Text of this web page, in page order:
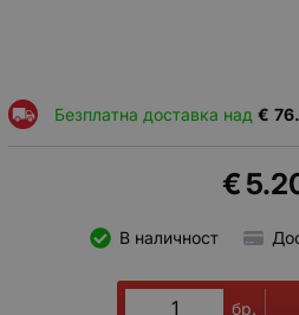
Безплатна доставка над €
€
В наличност
бр.